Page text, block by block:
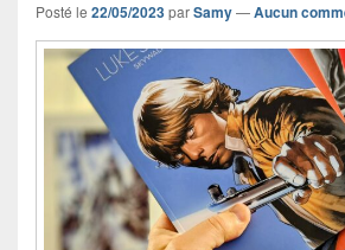
Posté le 22/05/2023parSamy—Aucun